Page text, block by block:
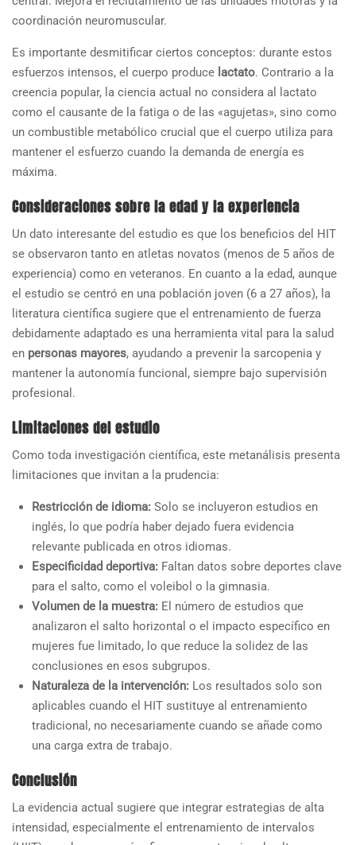
coordinación neuromuscular.
Es importante desmitificar ciertos conceptos: durante estos
esfuerzos intensos, el cuerpo produce lactato. Contrario a la
creencia popular, la ciencia actual no considera al lactato
como el causante de la fatiga o de las «agujetas», sino como
un combustible metabólico crucial que el cuerpo utiliza para
mantener el esfuerzo cuando la demanda de energía es
máxima.
Consideraciones sobre la edad y la experiencia
Un dato interesante del estudio es que los beneficios del HIT
se observaron tanto en atletas novatos (menos de 5 años de
experiencia) como en veteranos. En cuanto a la edad, aunque
el estudio se centró en una población joven (6 a 27 años), la
literatura científica sugiere que el entrenamiento de fuerza
debidamente adaptado es una herramienta vital para la salud
en personas mayores, ayudando a prevenir la sarcopenia y
mantener la autonomía funcional, siempre bajo supervisión
profesional.
Limitaciones del estudio
Como toda investigación científica, este metanálisis presenta
limitaciones que invitan a la prudencia:
Restricción de idioma: Solo se incluyeron estudios en
inglés, lo que podría haber dejado fuera evidencia
relevante publicada en otros idiomas.
Especificidad deportiva: Faltan datos sobre deportes clave
para el salto, como el voleibol o la gimnasia.
Volumen de la muestra: El número de estudios que
analizaron el salto horizontal o el impacto específico en
mujeres fue limitado, lo que reduce la solidez de las
conclusiones en esos subgrupos.
Naturaleza de la intervención: Los resultados solo son
aplicables cuando el HIT sustituye al entrenamiento
tradicional, no necesariamente cuando se añade como
una carga extra de trabajo.
Conclusión
La evidencia actual sugiere que integrar estrategias de alta
intensidad, especialmente el entrenamiento de intervalos